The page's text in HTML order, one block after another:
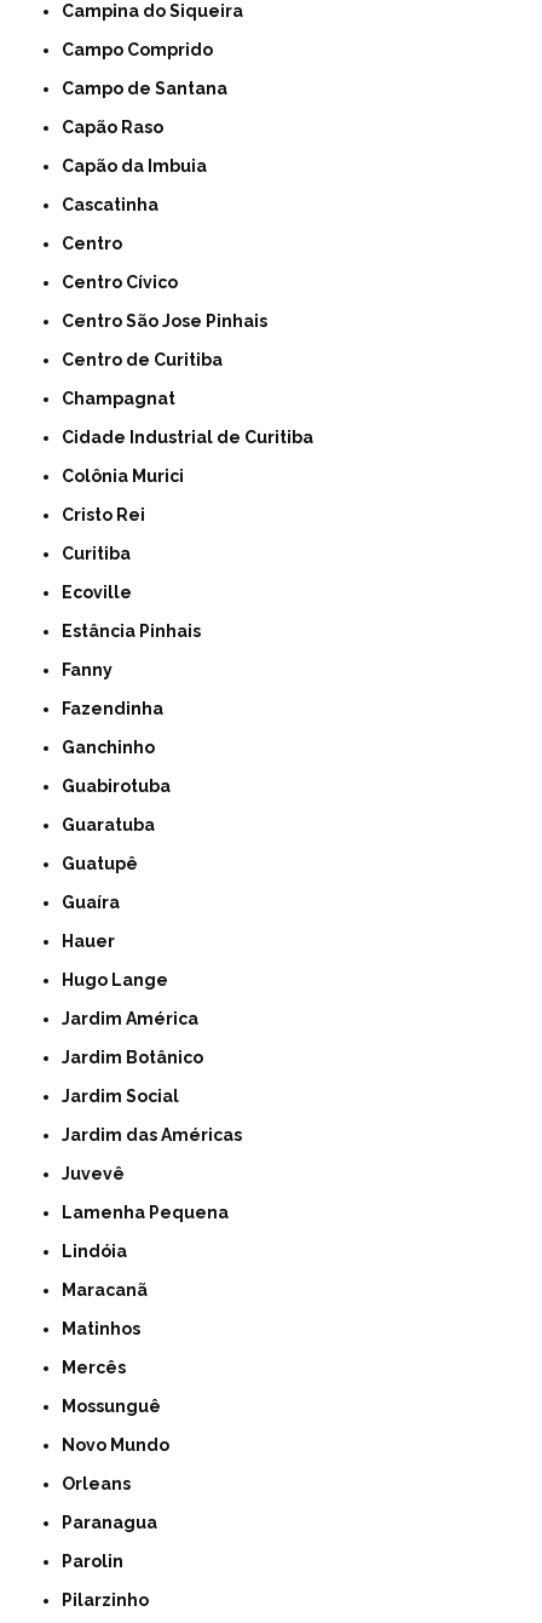
Campina do Siqueira
Campo Comprido
Campo de Santana
Capão Raso
Capão da Imbuia
Cascatinha
Centro
Centro Cívico
Centro São Jose Pinhais
Centro de Curitiba
Champagnat
Cidade Industrial de Curitiba
Colônia Murici
Cristo Rei
Curitiba
Ecoville
Estância Pinhais
Fanny
Fazendinha
Ganchinho
Guabirotuba
Guaratuba
Guatupê
Guaíra
Hauer
Hugo Lange
Jardim América
Jardim Botânico
Jardim Social
Jardim das Américas
Juvevê
Lamenha Pequena
Lindóia
Maracanã
Matinhos
Mercês
Mossunguê
Novo Mundo
Orleans
Paranagua
Parolin
Pilarzinho